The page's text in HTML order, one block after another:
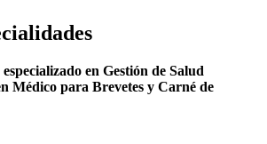
en Gestión de Salud
Médico para Brevetes y Carné de